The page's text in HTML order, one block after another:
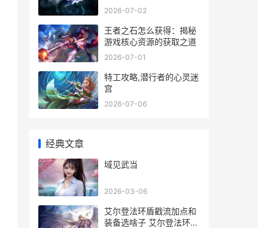
2026-07-02
王者之石怎么获得：揭秘
游戏核心资源的获取之道
2026-07-01
特工攻略,潜行者的心灵迷
宫
2026-07-06
经典文章
域见武当
2026-03-06
艾尔登法环盾戳流加点和
装备选啥子 艾尔登法环